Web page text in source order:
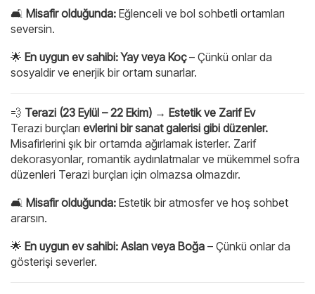
🛋 Misafir olduğunda: Eğlenceli ve bol sohbetli ortamları
seversin.
🌟 En uygun ev sahibi: Yay veya Koç– Çünkü onlar da
sosyaldir ve enerjik bir ortam sunarlar.
💨 Terazi (23 Eylül – 22 Ekim) → Estetik ve Zarif Ev
Terazi burçları evlerini bir sanat galerisi gibi düzenler.
Misafirlerini şık bir ortamda ağırlamak isterler. Zarif
dekorasyonlar, romantik aydınlatmalar ve mükemmel sofra
düzenleri Terazi burçları için olmazsa olmazdır.
🛋 Misafir olduğunda: Estetik bir atmosfer ve hoş sohbet
ararsın.
🌟 En uygun ev sahibi: Aslan veya Boğa – Çünkü onlar da
gösterişi severler.